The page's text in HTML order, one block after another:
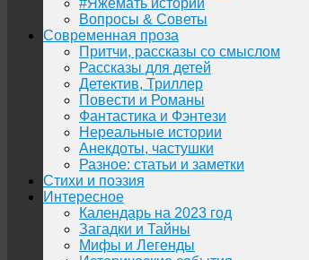
#Яжемать истории
Вопросы & Советы
Современная проза
Притчи, рассказы со смыслом
Рассказы для детей
Детектив, Триллер
Повести и Романы
Фантастика и Фэнтези
Нереальные истории
Анекдоты, частушки
Разное: статьи и заметки
Стихи и поэзия
Интересное
Календарь на 2023 год
Загадки и Тайны
Мифы и Легенды